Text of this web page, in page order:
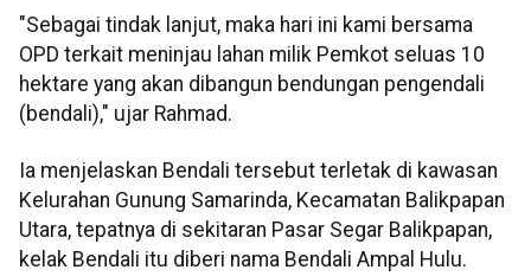
"Sebagai tindak lanjut, maka hari ini kami bersama
OPD terkait meninjau lahan milik Pemkot seluas 10
hektare yang akan dibangun bendungan pengendali
(bendali)," ujar Rahmad.
Ia menjelaskan Bendali tersebut terletak di kawasan
Kelurahan Gunung Samarinda, Kecamatan Balikpapan
Utara, tepatnya di sekitaran Pasar Segar Balikpapan,
kelak Bendali itu diberi nama Bendali Ampal Hulu.